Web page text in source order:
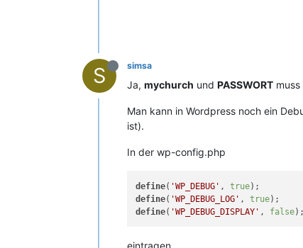
S simsa
Ja, mychurch und PASSWORT
Man kann in Wordpress noch ein
ist).
In der wp-config.php
define( 'WP_DEBUG' , true
define( 'WP_DEBUG_LOG' , true
define( 'WP_DEBUG_DISPLAY' , false
eintragen.